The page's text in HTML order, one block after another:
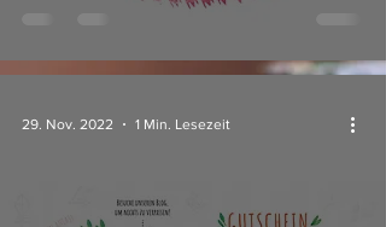
29. Nov. 2022 1 Min. Lesezeit